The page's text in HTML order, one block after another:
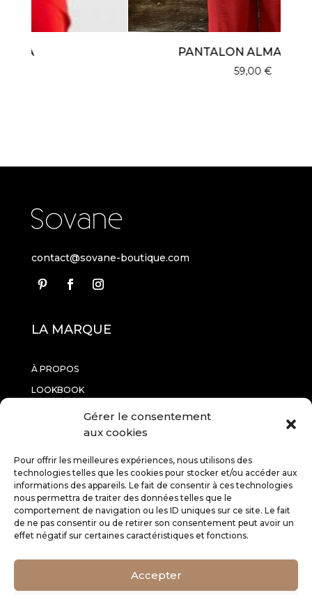
Gérer le consentement
aux cookies
Pour offrir les meilleures expériences, nous utilisons des
technologies telles que les cookies pour stocker et/ou accéder aux
informations des appareils. Le fait de consentir à ces technologies
nous permettra de traiter des données telles que le
comportement de navigation ou les ID uniques sur ce site. Le fait
de ne pas consentir ou de retirer son consentement peut avoir un
effet négatif sur certaines caractéristiques et fonctions.
Accepter
PANTALON ALMA ROUGE
contact@sovane-boutique.com
LA MARQUE
À PROPOS
LOOKBOOK
CONTACTEZ-NOUS
RETOURS
CGV
MENTIONS LÉGALES
SERVICE CLIENT